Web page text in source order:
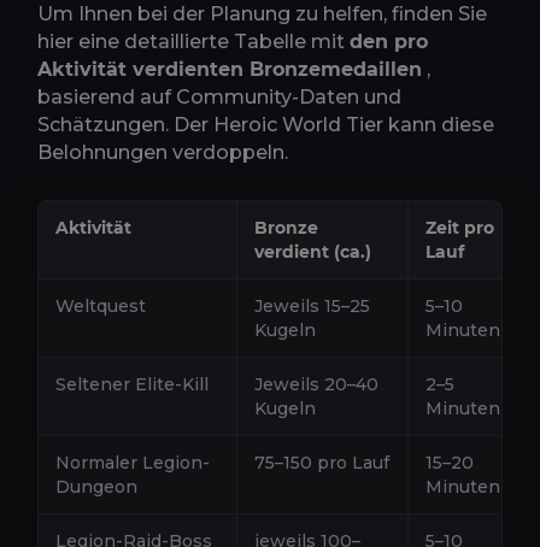
Um Ihnen bei der Planung zu helfen, finden Sie
hier eine detaillierte Tabelle mit den pro
Aktivität verdienten Bronzemedaillen ,
basierend auf Community-Daten und
Schätzungen. Der Heroic World Tier kann diese
Belohnungen verdoppeln.
Aktivität
Bronze
verdient (ca.)
Zeit pro
Lauf
Weltquest
Jeweils 15–25
Kugeln
5–10
Minuten
Seltener Elite-Kill
Jeweils 20–40
Kugeln
2–5
Minuten
Normaler Legion-
Dungeon
75–150 pro Lauf
15–20
Minuten
Legion-Raid-Boss
jeweils 100–
5–10